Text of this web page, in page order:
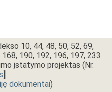
10, 44, 48, 50, 52, 69,
168, 190, 192, 196, 197, 233
įstatymo projektas (Nr.
]
dokumentai)